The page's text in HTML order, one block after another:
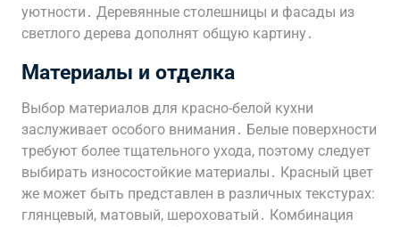
уютности․ Деревянные столешницы и фасады из
светлого дерева дополнят общую картину․
Материалы и отделка
Выбор материалов для красно-белой кухни
заслуживает особого внимания․ Белые поверхности
требуют более тщательного ухода, поэтому следует
выбирать износостойкие материалы․ Красный цвет
же может быть представлен в различных текстурах:
глянцевый, матовый, шероховатый․ Комбинация